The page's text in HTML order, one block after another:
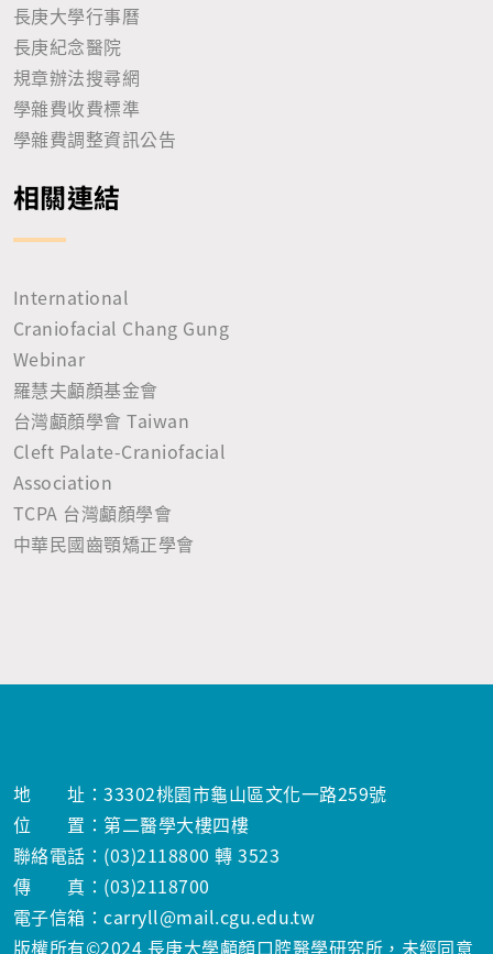
長庚大學行事曆
長庚紀念醫院
規章辦法搜尋網
學雜費收費標準
學雜費調整資訊公告
相關連結
International
Craniofacial Chang Gung
Webinar
羅慧夫顱顏基金會
台灣顱顏學會 Taiwan
Cleft Palate-Craniofacial
Association
TCPA 台灣顱顏學會
中華民國齒顎矯正學會
地 址：33302桃園市龜山區文化一路259號
位 置：第二醫學大樓四樓
聯絡電話：(03)2118800 轉 3523
傳 真：(03)2118700
電子信箱：carryll@mail.cgu.edu.tw
版權所有©2024 長庚大學顱顏口腔醫學研究所，未經同意